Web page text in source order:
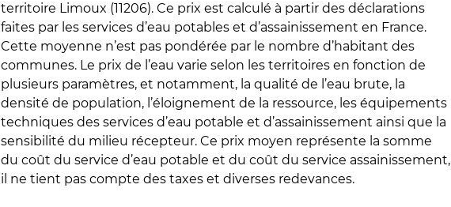
territoire Limoux (11206). Ce prix est calculé à partir des déclarations
faites par les services d’eau potables et d’assainissement en France.
Cette moyenne n’est pas pondérée par le nombre d’habitant des
communes. Le prix de l’eau varie selon les territoires en fonction de
plusieurs paramètres, et notamment, la qualité de l’eau brute, la
densité de population, l’éloignement de la ressource, les équipements
techniques des services d’eau potable et d’assainissement ainsi que la
sensibilité du milieu récepteur. Ce prix moyen représente la somme
du coût du service d’eau potable et du coût du service assainissement,
il ne tient pas compte des taxes et diverses redevances.